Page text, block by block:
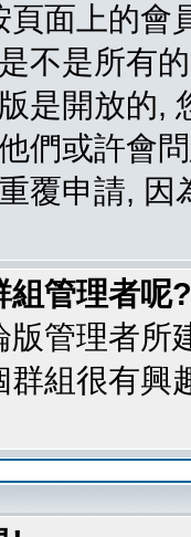
面上的會
不是所有
是開放的,
們或許會
覆申請, 因
組管理者呢?
管理者所
組很有興